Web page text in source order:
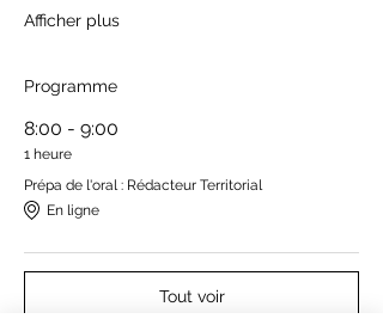
Afficher plus
Programme
8:00 - 9:00
1 heure
Prépa de l'oral : Rédacteur Territorial
En ligne
Tout voir